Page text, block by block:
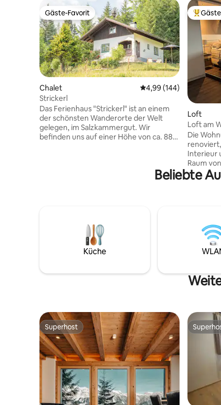
Gäste-Favorit
Gäste-Favorit
Chalet Durchschnittliche
4,99 (144)
Strickerl
Das Ferienhaus "Strickerl" ist an einem
der schönsten Wanderorte der Welt
gelegen, im Salzkammergut. Wir
befinden uns auf einer Höhe von ca. 880
& die österreichische Idylle zu genießen.
Loft
Loft am
Ausblick
Die
Interieur
Raum
offenes
Ein
und ein
Beliebte
Küche
Superhost
Superhost